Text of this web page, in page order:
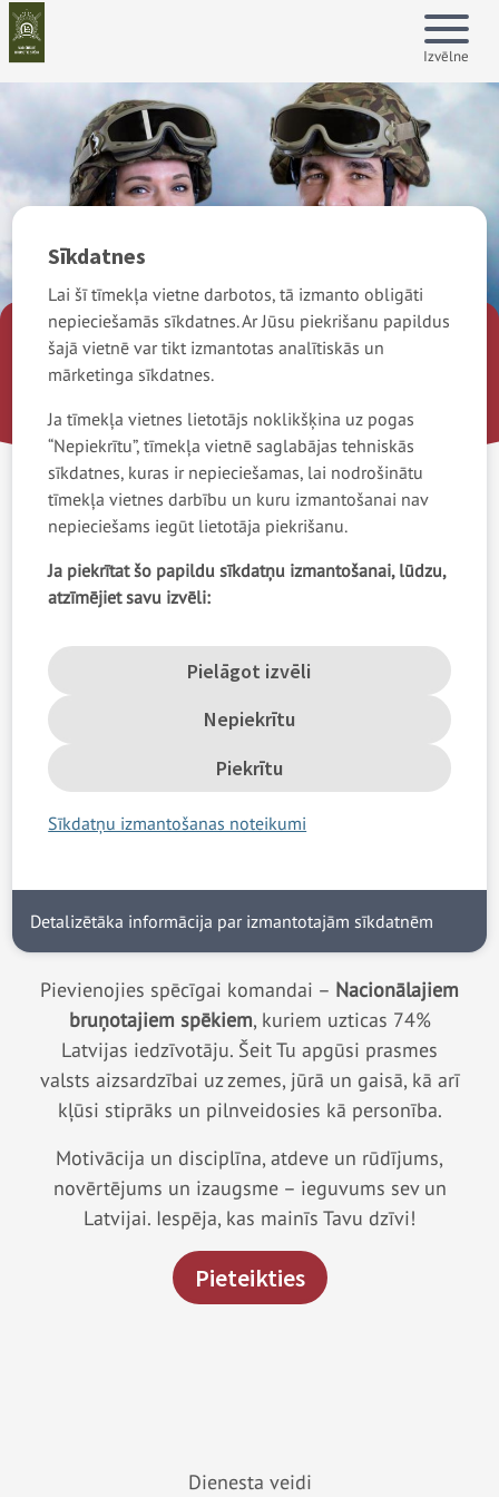
Pārlekt
uz
Front
page
Show
menu
Izvēlne
Katra Latvijas pilsoņa
pienākums ir aizstāvēt
valsts neatkarību, brīvību
un demokrātisko valsts
iekārtu.
Pievienojies spēcīgai komandai – Nacionālajiem
bruņotajiem spēkiem, kuriem uzticas 74%
Latvijas iedzīvotāju. Šeit Tu apgūsi prasmes
valsts aizsardzībai uz zemes, jūrā un gaisā, kā arī
kļūsi stiprāks un pilnveidosies kā personība.
Motivācija un disciplīna, atdeve un rūdījums,
novērtējums un izaugsme – ieguvums sev un
Latvijai. Iespēja, kas mainīs Tavu dzīvi!
Pieteikties
Dienesta veidi
Sīkdatnes
Lai šī tīmekļa vietne darbotos, tā izmanto obligāti
nepieciešamās sīkdatnes. Ar Jūsu piekrišanu papildus
šajā vietnē var tikt izmantotas analītiskās un
mārketinga sīkdatnes.
Ja tīmekļa vietnes lietotājs noklikšķina uz pogas
“Nepiekrītu”, tīmekļa vietnē saglabājas tehniskās
sīkdatnes, kuras ir nepieciešamas, lai nodrošinātu
tīmekļa vietnes darbību un kuru izmantošanai nav
nepieciešams iegūt lietotāja piekrišanu.
Ja piekrītat šo papildu sīkdatņu izmantošanai, lūdzu,
atzīmējiet savu izvēli:
Pielāgot izvēli
Nepiekrītu
Piekrītu
Sīkdatņu izmantošanas noteikumi
Detalizētāka informācija par izmantotajām sīkdatnēm